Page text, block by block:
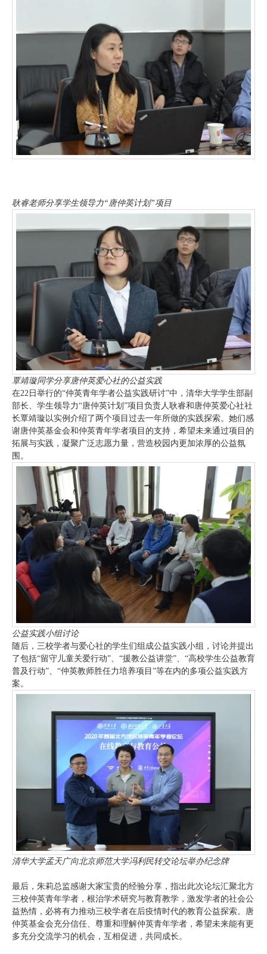
耿睿老师分享学生领导力“唐仲英计划”项目
覃靖璇同学分享唐仲英爱心社的公益实践
在22日举行的“仲英青年学者公益实践研讨”中，清华大学学生部副
部长、学生领导力“唐仲英计划”项目负责人耿睿和唐仲英爱心社社
长覃靖璇以实例介绍了两个项目过去一年所做的实践探索。她们感
谢唐仲英基金会和仲英青年学者项目的支持，希望未来通过项目的
拓展与实践，凝聚广泛志愿力量，营造校园内更加浓厚的公益氛
围。
公益实践小组讨论
随后，三校学者与爱心社的学生们组成公益实践小组，讨论并提出
了包括“留守儿童关爱行动”、“援教公益讲堂”、“高校学生公益教育
普及行动”、“仲英教师胜任力培养项目”等在内的多项公益实践方
案。
清华大学孟天广向北京师范大学冯利民转交论坛举办纪念牌
最后，朱莉总监感谢大家宝贵的经验分享，指出此次论坛汇聚北方
三校仲英青年学者，根治学术研究与教育教学，激发学者的社会公
益热情，必将有力推动三校学者在后疫情时代的教育公益探索。唐
仲英基金会充分信任、尊重和理解仲英青年学者，希望未来能有更
多充分交流学习的机会，互相促进，共同成长。